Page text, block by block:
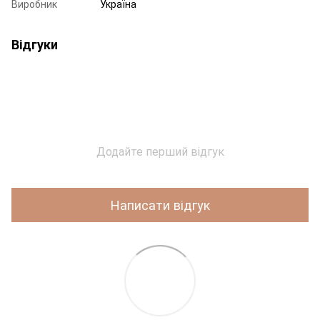
Виробник Україна
Відгуки
Додайте перший відгук
Написати відгук